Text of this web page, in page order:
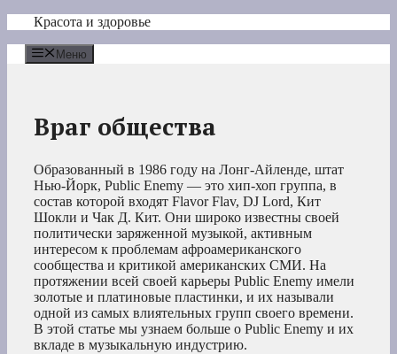
Перейти
содержимому
Красота и здоровье
Меню
Враг общества
Образованный в 1986 году на Лонг-Айленде, штат
Нью-Йорк, Public Enemy — это хип-хоп группа, в
состав которой входят Flavor Flav, DJ Lord, Кит
Шокли и Чак Д. Кит. Они широко известны своей
политически заряженной музыкой, активным
интересом к проблемам афроамериканского
сообщества и критикой американских СМИ. На
протяжении всей своей карьеры Public Enemy имели
золотые и платиновые пластинки, и их называли
одной из самых влиятельных групп своего времени.
В этой статье мы узнаем больше о Public Enemy и их
вкладе в музыкальную индустрию.